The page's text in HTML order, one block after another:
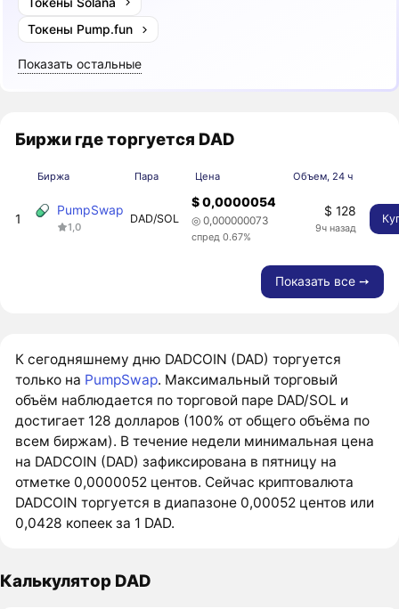
Токены Pump.fun
Показать остальные
Биржи где торгуется DAD
Биржа Пара Цена Объем, 24 ч
1
PumpSwap
1,0
DAD/SOL
$ 0,0000054
◎ 0,000000073
спред 0.67%
$ 128
9ч назад
Показать все ➙
К сегодняшнему дню DADCOIN (DAD) торгуется
только на PumpSwap. Максимальный торговый
объём наблюдается по торговой паре DAD/SOL и
достигает 128 долларов (100% от общего объёма по
всем биржам). В течение недели минимальная цена
на DADCOIN (DAD) зафиксирована в пятницу на
отметке 0,0000052 центов. Сейчас криптовалюта
DADCOIN торгуется в диапазоне 0,00052 центов или
0,0428 копеек за 1 DAD.
Калькулятор DAD